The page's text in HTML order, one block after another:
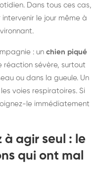
Dans tous ces cas,
le jour même à
: un chien piqué
réaction sévère, surtout
ou dans la gueule. Un
voies respiratoires. Si
le immédiatement
à agir seul : le
qui ont mal